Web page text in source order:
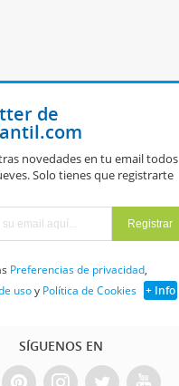
de
novedades en tu email todos
Solo tienes que registrarte
Preferencias de privacidad,
usoy Política de Cookies + Info
SÍGUENOS EN